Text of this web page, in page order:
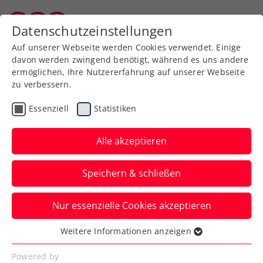
Zurück zur Newsübersicht
Kids & Jugend
Titel in Mauthausen
gingen nach Rumänien
und Russland
Matei Todoran und Emilia Kats holten die
Trophäen.
Verfasst von: , 13.08.2023
Datenschutzeinstellungen
Auf unserer Webseite werden Cookies verwendet. Einige
davon werden zwingend benötigt, während es uns andere
ermöglichen, Ihre Nutzererfahrung auf unserer Webseite
zu verbessern.
Essenziell Statistiken
Alle akzeptieren
Speichern & schließen
Nur essenzielle Cookies akzeptieren
Essenziell
Essenzielle Cookies werden für grundlegende
Weitere Informationen anzeigen
Powered by